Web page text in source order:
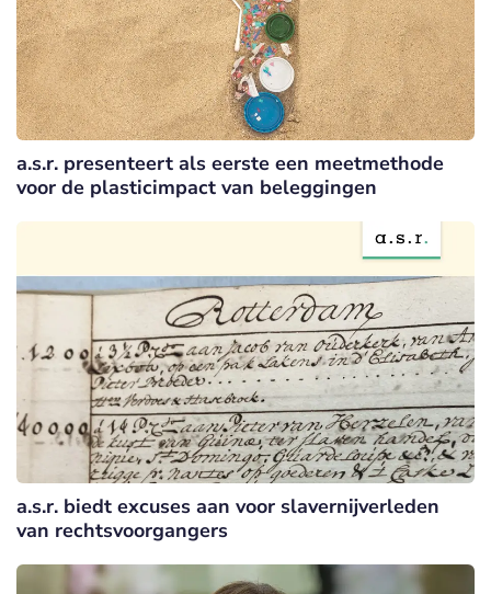
a.s.r. presenteert als eerste een meetmethode
voor de plasticimpact van beleggingen
a.s.r. biedt excuses aan voor slavernijverleden
van rechtsvoorgangers